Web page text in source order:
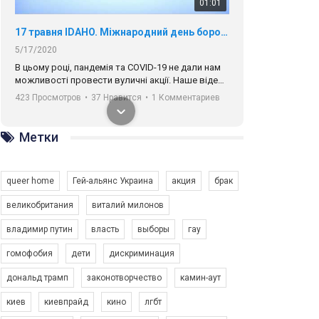
01:01
17 травня IDAHO. Міжнародний день боротьби з гомофобією трансфобією і біфобія.
5/17/2020
В цьому році, пандемія та COVІD-19 не дали нам
можливості провести вуличні акції. Наше відео-
звернення про те, що навіть коли ми у різних
містах та не можемо зустрінеться, ми разом. Ми
закликаємо всіх хто поділяє цінності рівності та
солідарності, приєднатися до нас. Регіональні
підрозділи ГАУ є в 16 областях України.
423 Просмотров • 37 Нравится • 1 Комментариев
Зупинимо насильство проти ЛГБТ в Україні! Stop violence against LGBT in Ukraine!
Емоційний та вражаючий промо-ролік на
Метки
queer home Гей-альянс Украина акция брак
великобритания виталий милонов
владимир путин власть выборы гау
гомофобия дети дискриминация
дональд трамп законотворчество камин-аут
киев киевпрайд кино лгбт